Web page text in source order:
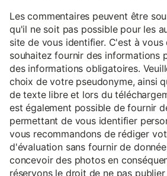
Les commentaires peuvent être
qu'il ne soit pas possible pour les
site de vous identifier. C'est à
souhaitez fournir des informations
des informations obligatoires.
choix de votre pseudonyme, ainsi
de texte libre et lors du
est également possible de fournir
permettant de vous identifier
vous recommandons de rédiger
d'évaluation sans fournir de
concevoir des photos en
réservons le droit de ne pas